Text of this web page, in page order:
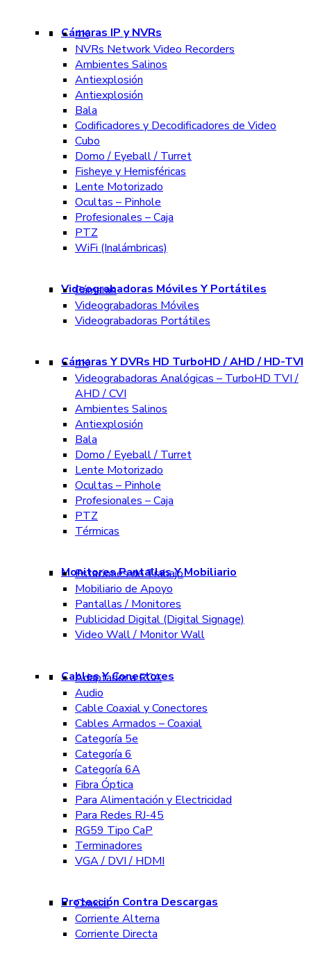
Cámaras IP y NVRs
4K
NVRs Network Video Recorders
Ambientes Salinos
Antiexplosión
Antiexplosión
Bala
Codificadores y Decodificadores de Video
Cubo
Domo / Eyeball / Turret
Fisheye y Hemisféricas
Lente Motorizado
Ocultas – Pinhole
Profesionales – Caja
PTZ
WiFi (Inalámbricas)
Videograbadoras Móviles Y Portátiles
Cámaras
Videograbadoras Móviles
Videograbadoras Portátiles
Cámaras Y DVRs HD TurboHD / AHD / HD-TVI
4K
Videograbadoras Analógicas – TurboHD TVI /
AHD / CVI
Ambientes Salinos
Antiexplosión
Bala
Domo / Eyeball / Turret
Lente Motorizado
Ocultas – Pinhole
Profesionales – Caja
PTZ
Térmicas
Monitores Pantallas Y Mobiliario
Estaciones de Trabajo
Mobiliario de Apoyo
Pantallas / Monitores
Publicidad Digital (Digital Signage)
Video Wall / Monitor Wall
Cables Y Conectores
Adaptador a RCA
Audio
Cable Coaxial y Conectores
Cables Armados – Coaxial
Categoría 5e
Categoría 6
Categoría 6A
Fibra Óptica
Para Alimentación y Electricidad
Para Redes RJ-45
RG59 Tipo CaP
Terminadores
VGA / DVI / HDMI
Protección Contra Descargas
Coaxial
Corriente Alterna
Corriente Directa